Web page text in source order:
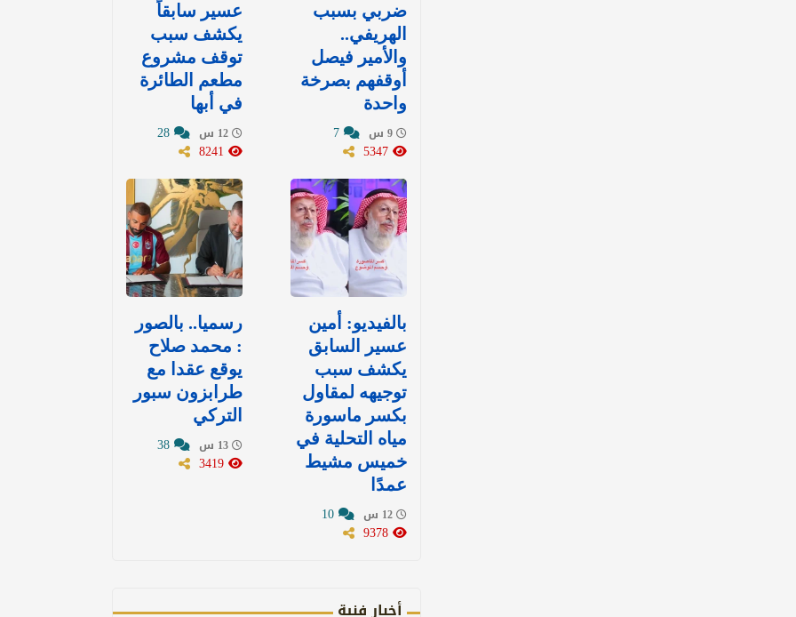
ضربي بسبب
الهريفي..
والأمير فيصل
أوقفهم بصرخة
واحدة
عسير سابقاً
يكشف سبب
توقف مشروع
مطعم الطائرة
في أبها
بالفيديو: أمين
عسير السابق
يكشف سبب
توجيهه لمقاول
بكسر ماسورة
مياه التحلية في
خميس مشيط
عمدًا
رسميا.. بالصور
: محمد صلاح
يوقع عقدا مع
طرابزون سبور
التركي
أخبار فنية